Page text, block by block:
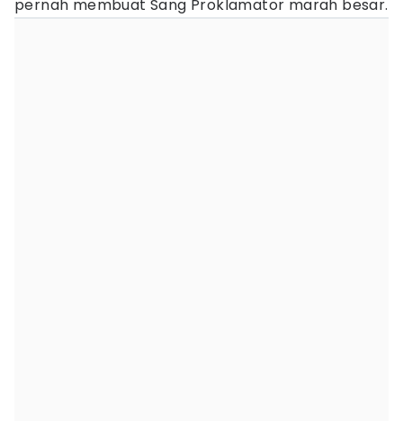
pernah membuat Sang Proklamator marah besar.